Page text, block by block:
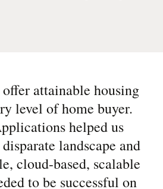
attainable housing
level of home buyer.
helped us
landscape and
cloud-based, scalable
to be successful on